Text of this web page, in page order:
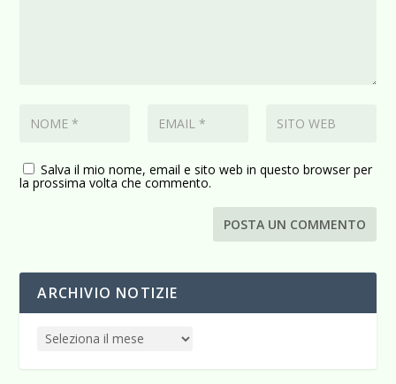
Salva il mio nome, email e sito web in questo browser per
la prossima volta che commento.
ARCHIVIO NOTIZIE